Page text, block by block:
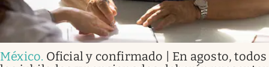
México. Oficial y confirmado | En agosto, todos